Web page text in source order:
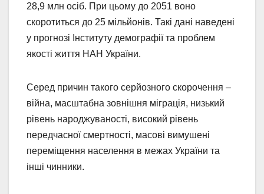
28,9 млн осіб. При цьому до 2051 воно
скоротиться до 25 мільйонів. Такі дані наведені
у прогнозі Інституту демографії та проблем
якості життя НАН України.
Серед причин такого серйозного скорочення –
війна, масштабна зовнішня міграція, низький
рівень народжуваності, високий рівень
передчасної смертності, масові вимушені
переміщення населення в межах України та
інші чинники.